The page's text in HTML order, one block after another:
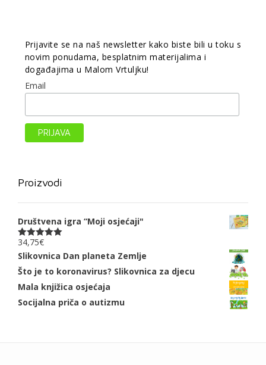
Prijavite se na naš newsletter kako biste bili u toku s
novim ponudama, besplatnim materijalima i
događajima u Malom Vrtuljku!
Email
Proizvodi
Društvena igra “Moji osjećaji"
Ocjenjeno
5.00
od 5
34,75€
Slikovnica Dan planeta Zemlje
Što je to koronavirus? Slikovnica za djecu
Mala knjižica osjećaja
Socijalna priča o autizmu